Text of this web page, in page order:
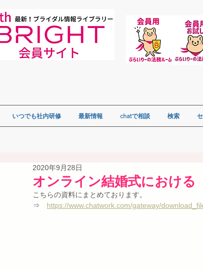
いつでも社内研修 最新情報 chatで相談 検索
オンライン結婚式における
2020年9月28日
こちらの資料にまとめております。
⇒ https://www.chatwork.com/gateway/